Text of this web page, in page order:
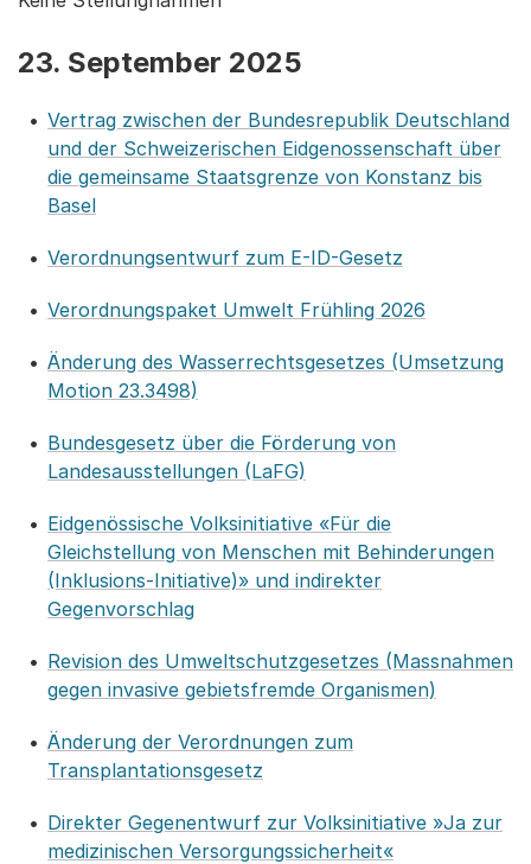
23. September 2025
Vertrag zwischen der Bundesrepublik Deutschland
und der Schweizerischen Eidgenossenschaft über
die gemeinsame Staatsgrenze von Konstanz bis
Basel
Verordnungsentwurf zum E-ID-Gesetz
Verordnungspaket Umwelt Frühling 2026
Änderung des Wasserrechtsgesetzes (Umsetzung
Motion 23.3498)
Bundesgesetz über die Förderung von
Landesausstellungen (LaFG)
Eidgenössische Volksinitiative «Für die
Gleichstellung von Menschen mit Behinderungen
(Inklusions-Initiative)» und indirekter
Gegenvorschlag
Revision des Umweltschutzgesetzes (Massnahmen
gegen invasive gebietsfremde Organismen)
Änderung der Verordnungen zum
Transplantationsgesetz
Direkter Gegenentwurf zur Volksinitiative »Ja zur
medizinischen Versorgungssicherheit«